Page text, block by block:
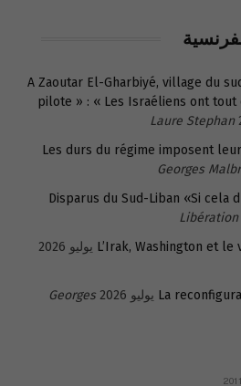
A Zaoutar El-Gharbiyé, village du
pilote » : « Les Israéliens ont
Laure Stephan
Les durs du régime imposent
Georges
Disparus du Sud-Liban «Si cela
Libération
L’Irak, Washington et
La
Georges